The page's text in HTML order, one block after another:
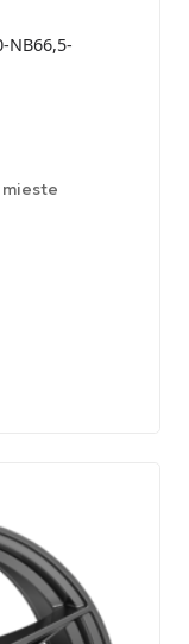
NB66,5-
mieste